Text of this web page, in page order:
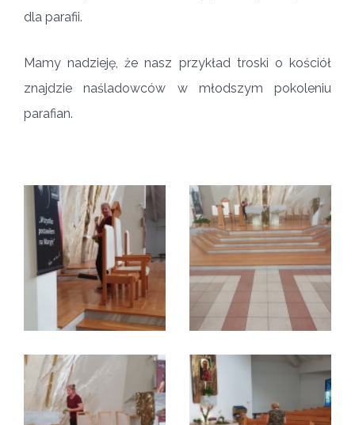
dla parafii.
Mamy nadzieję, że nasz przykład troski o kościół
znajdzie naśladowców w młodszym pokoleniu
parafian.